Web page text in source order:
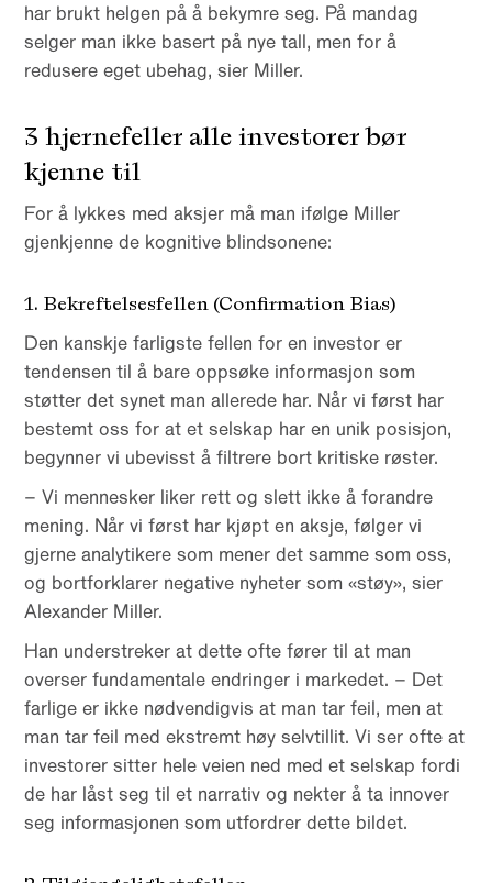
har brukt helgen på å bekymre seg. På mandag
selger man ikke basert på nye tall, men for å
redusere eget ubehag, sier Miller.
3 hjernefeller alle investorer bør
kjenne til
For å lykkes med aksjer må man ifølge Miller
gjenkjenne de kognitive blindsonene:
1. Bekreftelsesfellen (Confirmation Bias)
Den kanskje farligste fellen for en investor er
tendensen til å bare oppsøke informasjon som
støtter det synet man allerede har. Når vi først har
bestemt oss for at et selskap har en unik posisjon,
begynner vi ubevisst å filtrere bort kritiske røster.
– Vi mennesker liker rett og slett ikke å forandre
mening. Når vi først har kjøpt en aksje, følger vi
gjerne analytikere som mener det samme som oss,
og bortforklarer negative nyheter som «støy», sier
Alexander Miller.
Han understreker at dette ofte fører til at man
overser fundamentale endringer i markedet. – Det
farlige er ikke nødvendigvis at man tar feil, men at
man tar feil med ekstremt høy selvtillit. Vi ser ofte at
investorer sitter hele veien ned med et selskap fordi
de har låst seg til et narrativ og nekter å ta innover
seg informasjonen som utfordrer dette bildet.